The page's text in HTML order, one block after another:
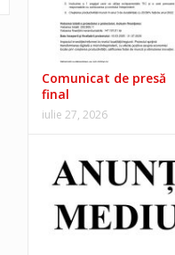
Comunicat de presă
final
iulie 27, 2026